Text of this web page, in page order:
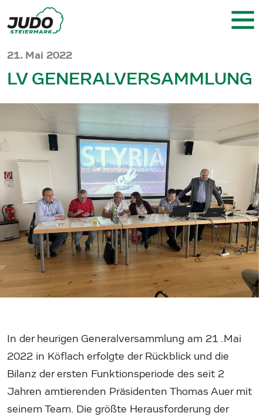
21. Mai 2022
LV GENERALVERSAMMLUNG
In der heurigen Generalversammlung am 21 .Mai
2022 in Köflach erfolgte der Rückblick und die
Bilanz der ersten Funktionsperiode des seit 2
Jahren amtierenden Präsidenten Thomas Auer mit
seinem Team. Die größte Herausforderung der